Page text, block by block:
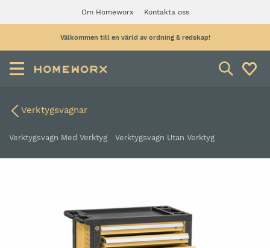
Om Homeworx Kontakta oss
Välkommen till en värld av ordning & redskap!
Verktygsvagnar
Verktygsvagn Med Verktyg Verktygsvagn Utan Verktyg